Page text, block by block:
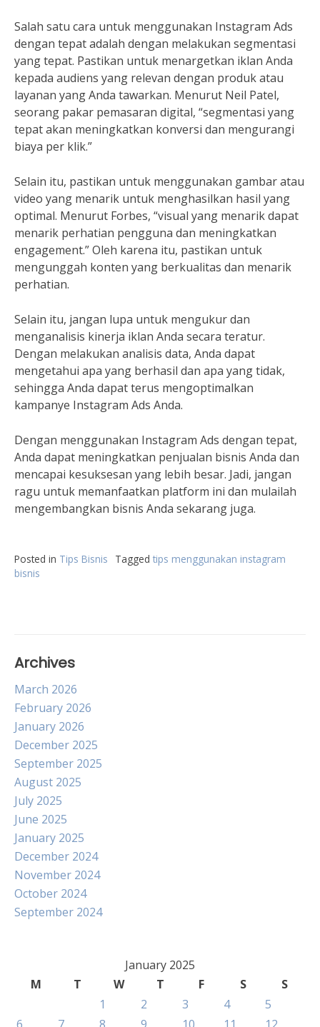
Salah satu cara untuk menggunakan Instagram Ads
dengan tepat adalah dengan melakukan segmentasi
yang tepat. Pastikan untuk menargetkan iklan Anda
kepada audiens yang relevan dengan produk atau
layanan yang Anda tawarkan. Menurut Neil Patel,
seorang pakar pemasaran digital, “segmentasi yang
tepat akan meningkatkan konversi dan mengurangi
biaya per klik.”
Selain itu, pastikan untuk menggunakan gambar atau
video yang menarik untuk menghasilkan hasil yang
optimal. Menurut Forbes, “visual yang menarik dapat
menarik perhatian pengguna dan meningkatkan
engagement.” Oleh karena itu, pastikan untuk
mengunggah konten yang berkualitas dan menarik
perhatian.
Selain itu, jangan lupa untuk mengukur dan
menganalisis kinerja iklan Anda secara teratur.
Dengan melakukan analisis data, Anda dapat
mengetahui apa yang berhasil dan apa yang tidak,
sehingga Anda dapat terus mengoptimalkan
kampanye Instagram Ads Anda.
Dengan menggunakan Instagram Ads dengan tepat,
Anda dapat meningkatkan penjualan bisnis Anda dan
mencapai kesuksesan yang lebih besar. Jadi, jangan
ragu untuk memanfaatkan platform ini dan mulailah
mengembangkan bisnis Anda sekarang juga.
Posted in Tips Bisnis Tagged tips menggunakan instagram
bisnis
Archives
March 2026
February 2026
January 2026
December 2025
September 2025
August 2025
July 2025
June 2025
January 2025
December 2024
November 2024
October 2024
September 2024
January 2025
M
T W T F S
S
1
2 3 4
5